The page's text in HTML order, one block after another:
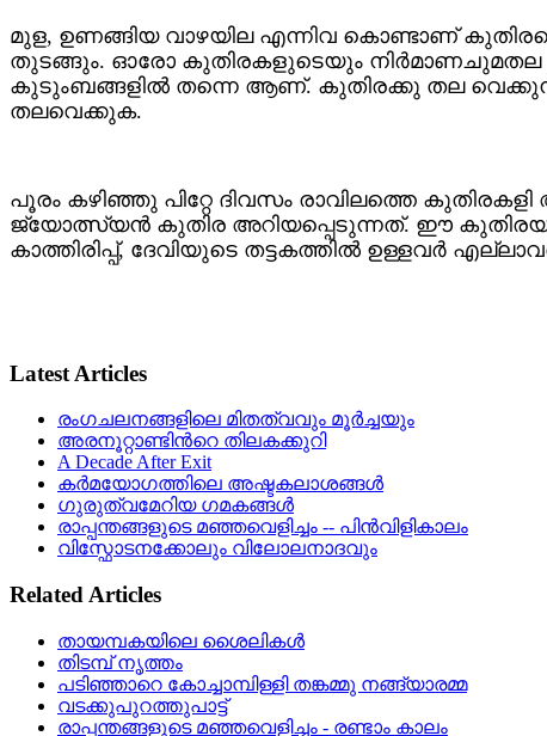
മുള, ഉണങ്ങിയ വാഴയില എന്നിവ കൊണ്ടാണ്
തുടങ്ങും. ഓരോ കുതിരകളുടെയും നിര്‍മാണചുമതല
കുടുംബങ്ങളില്‍ തന്നെ ആണ്. കുതിരക്കു തല
തലവെക്കുക.
പൂരം കഴിഞ്ഞു പിറ്റേ ദിവസം രാവിലത്തെ
ജ്യോത്സ്യന്‍ കുതിര അറിയപ്പെടുന്നത്. ഈ
കാത്തിരിപ്പ്, ദേവിയുടെ തട്ടകത്തില്‍ ഉള്ളവര്‍
Latest Articles
രംഗചലനങ്ങളിലെ മിതത്വവും മൂർച്ചയും
അരനൂറ്റാണ്ടിൻറെ തിലകക്കുറി
A Decade After Exit
കർമയോഗത്തിലെ അഷ്ടകലാശങ്ങൾ
ഗുരുത്വമേറിയ ഗമകങ്ങൾ
രാപ്പന്തങ്ങളുടെ മഞ്ഞവെളിച്ചം -- പിൻവിളികാലം
വിസ്ഫോടനക്കോലും വിലോലനാദവും
Related Articles
തായമ്പകയിലെ ശൈലികള്‍
തിടമ്പ് നൃത്തം
പടിഞ്ഞാറെ കോച്ചാമ്പിള്ളി തങ്കമ്മു നങ്ങ്യാരമ്മ
വടക്കുപുറത്തുപാട്ട്
രാപ്പന്തങ്ങളുടെ മഞ്ഞവെളിച്ചം - രണ്ടാം കാലം